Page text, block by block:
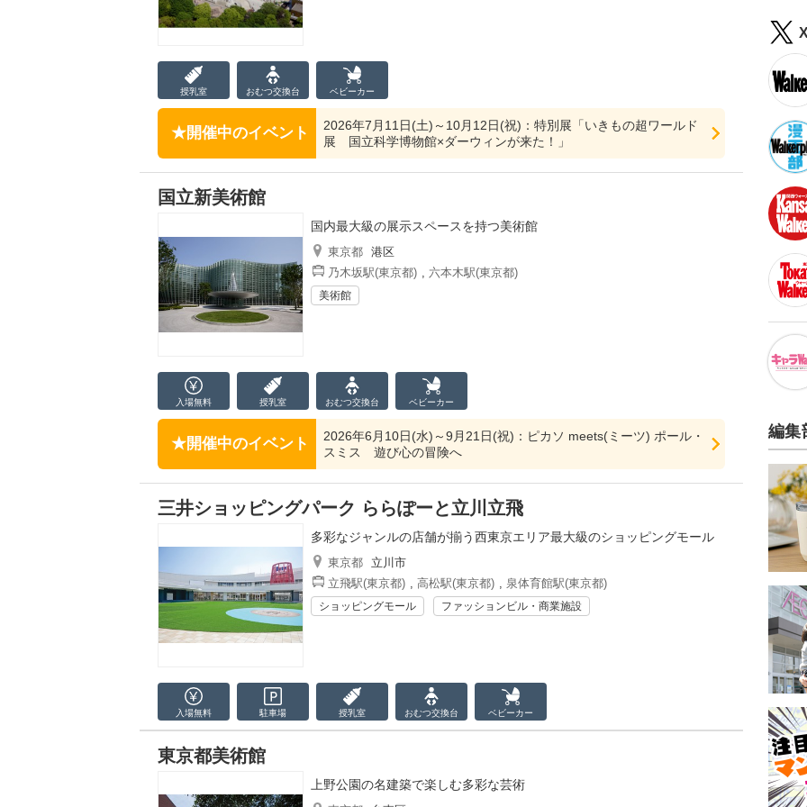
授乳室 おむつ交換台 ベビーカー
開催中のイベント
2026年7月11日(土)～10月12日(祝)：特別展「いきもの超ワールド
展 国立科学博物館×ダーウィンが来た！」
国立新美術館
国内最大級の展示スペースを持つ美術館
東京都 港区
乃木坂駅(東京都) , 六本木駅(東京都)
美術館
入場無料 授乳室 おむつ交換台 ベビーカー
開催中のイベント
2026年6月10日(水)～9月21日(祝)：ピカソ meets(ミーツ) ポール・
スミス 遊び心の冒険へ
三井ショッピングパーク ららぽーと立川立飛
多彩なジャンルの店舗が揃う西東京エリア最大級のショッピングモール
東京都
立川市
立飛駅(東京都) , 高松駅(東京都) , 泉体育館駅(東京都)
ショッピングモール ファッションビル・商業施設
入場無料 駐車場 授乳室 おむつ交換台 ベビーカー
東京都美術館
上野公園の名建築で楽しむ多彩な芸術
編集